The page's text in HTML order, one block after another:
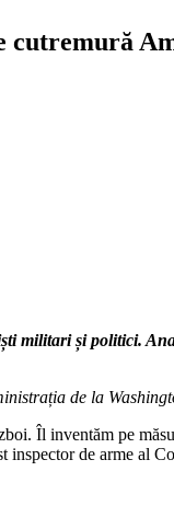
și politici.
de la
Îl inventăm pe
de arme al